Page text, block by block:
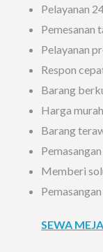
Pelayanan
Pemesanan
Pelayanan
Respon
Barang
Harga
Barang
Memberi
SEWA